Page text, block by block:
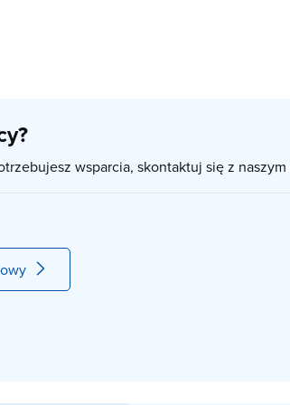
wsparcia, skontaktuj się z naszym